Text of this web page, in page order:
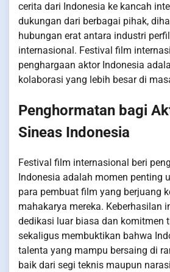
cerita dari Indonesia ke kancah
dukungan dari berbagai pihak,
hubungan erat antara industri
internasional. Festival film
penghargaan aktor Indonesia
kolaborasi yang lebih besar di
Penghormatan bagi
Sineas Indonesia
Festival film internasional beri
Indonesia adalah momen penting
para pembuat film yang berjuang
mahakarya mereka. Keberhasilan
dedikasi luar biasa dan komitmen
sekaligus membuktikan bahwa
talenta yang mampu bersaing di
baik dari segi teknis maupun